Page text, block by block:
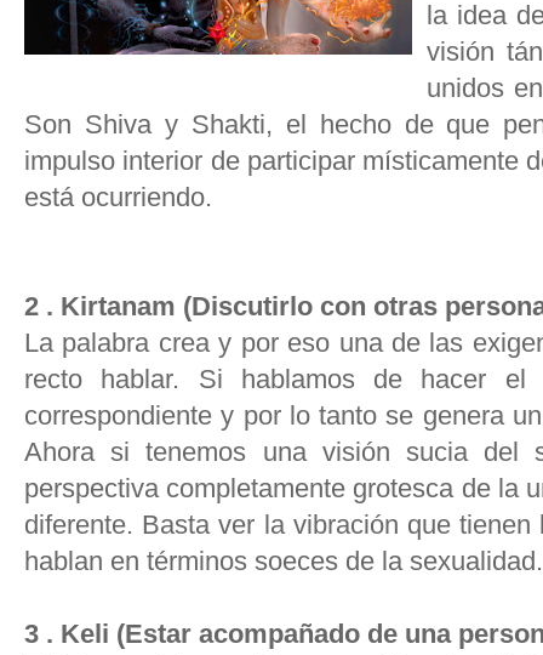
la idea
visión
unidos
Son Shiva y Shakti, el hecho de que
impulso interior de participar místicamente
está ocurriendo.
2 . Kirtanam (Discutirlo con otras
La palabra crea y por eso una de las
recto hablar. Si hablamos de hacer el
correspondiente y por lo tanto se genera
Ahora si tenemos una visión sucia del
perspectiva completamente grotesca de la
diferente. Basta ver la vibración que
hablan en términos soeces de la sexualidad.
3 . Keli (Estar acompañado de una